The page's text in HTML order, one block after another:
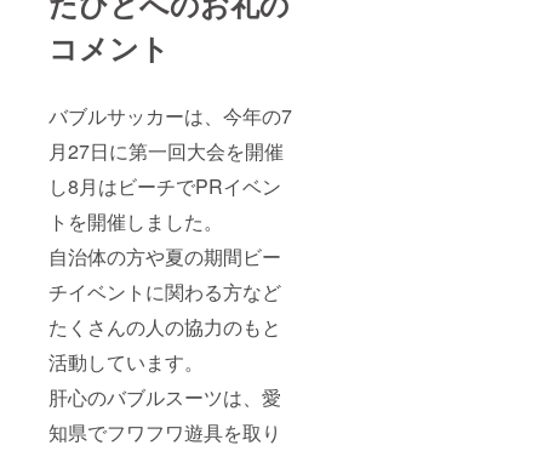
コメント
バブルサッカーは、今年の7
月27日に第一回大会を開催
し8月はビーチでPRイベン
トを開催しました。
自治体の方や夏の期間ビー
チイベントに関わる方など
たくさんの人の協力のもと
活動しています。
肝心のバブルスーツは、愛
知県でフワフワ遊具を取り